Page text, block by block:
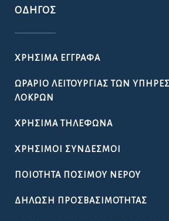
ΟΔΗΓΌΣ
ΧΡΉΣΙΜΑ ΈΓΓΡΑΦΑ
ΩΡΆΡΙΟ ΛΕΙΤΟΥΡΓΊΑΣ ΤΩΝ
ΛΟΚΡΏΝ
ΧΡΉΣΙΜΑ ΤΗΛΈΦΩΝΑ
ΧΡΉΣΙΜΟΙ ΣΎΝΔΕΣΜΟΙ
ΠΟΙΌΤΗΤΑ ΠΌΣΙΜΟΥ ΝΕΡΟΎ
ΔΉΛΩΣΗ ΠΡΟΣΒΑΣΙΜΌΤΗΤΑΣ